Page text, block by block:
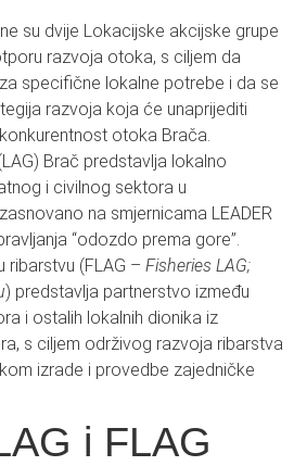
su dvije Lokacijske akcijske grupe
razvoja otoka, s ciljem da
specifične lokalne potrebe i da se
razvoja koja će unaprijediti
otoka Brača.
Brač predstavlja lokalno
i civilnog sektora u
na smjernicama LEADER
“odozdo prema gore”.
ribarstvu (FLAG – Fisheries LAG;
) predstavlja partnerstvo između
i ostalih lokalnih dionika iz
s ciljem održivog razvoja ribarstva
izrade i provedbe zajedničke
i FLAG